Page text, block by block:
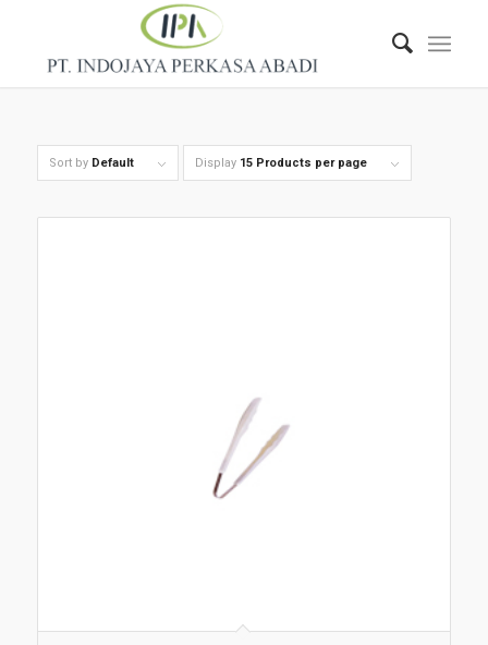
Sort by Default Display 15 Products per page